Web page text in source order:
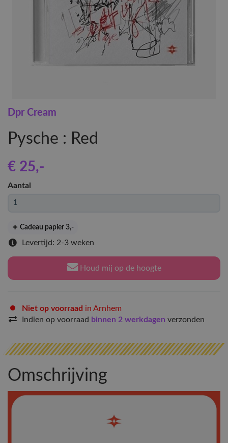
Dpr Cream
Pysche : Red
€ 25,-
Aantal
Cadeau papier 3,-
Levertijd: 2-3 weken
Houd mij op de hoogte
Niet op voorraad in Arnhem
Indien op voorraad binnen 2 werkdagen verzonden
Omschrijving